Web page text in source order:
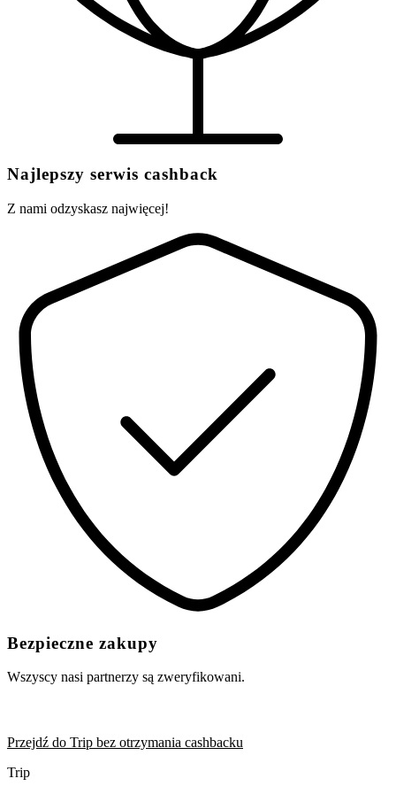
Najlepszy serwis cashback
Z nami odzyskasz najwięcej!
Bezpieczne zakupy
Wszyscy nasi partnerzy są zweryfikowani.
Przejdź do Trip bez otrzymania cashbacku
Trip